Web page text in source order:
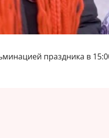
праздника в